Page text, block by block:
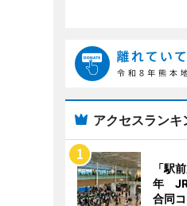
アクセスランキ
「駅
年 JR
合同